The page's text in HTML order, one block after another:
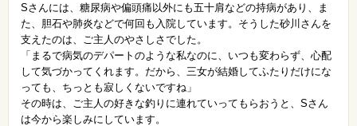
Sさんには、糖尿病や偏頭痛以外にも五十肩などの持病があり、ま
た、胆石や肺炎などで何回も入院しています。そうした砂川さんを
支えたのは、ご主人のやさしさでした。
「まるで病気のデパートのような私なのに、いつも変わらず、心配
して気づかってくれます。だから、三女が結婚してふたりだけにな
っても、ちっとも寂しくないですね」
その時は、ご主人の好きな釣りに連れていってもらおうと、Sさん
は今から楽しみにしています。